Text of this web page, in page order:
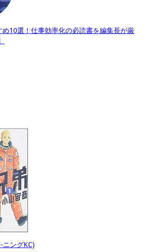
10選！仕事効率化の必読書を編集長が厳
ニングKC)